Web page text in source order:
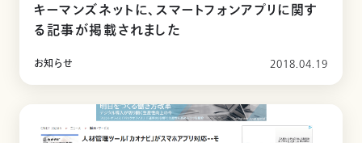
キーマンズネットに、スマートフォンアプリに関す
る記事が掲載されました
お知らせ 2018.04.19